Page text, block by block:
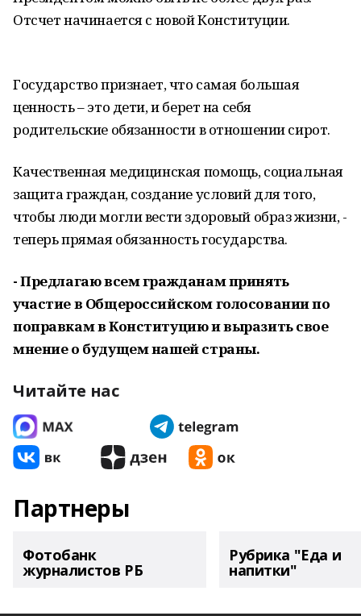
Отсчет начинается с новой Конституции.
Государство признает, что самая большая
ценность – это дети, и берет на себя
родительские обязанности в отношении сирот.
Качественная медицинская помощь, социальная
защита граждан, создание условий для того,
чтобы люди могли вести здоровый образ жизни, -
теперь прямая обязанность государства.
- Предлагаю всем гражданам принять
участие в Общероссийском голосовании по
поправкам в Конституцию и выразить свое
мнение о будущем нашей страны.
Читайте нас
Партнеры
Фотобанк
журналистов РБ
Рубрика "Еда и
напитки"